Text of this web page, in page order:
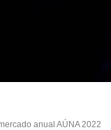
anual AÚNA 2022